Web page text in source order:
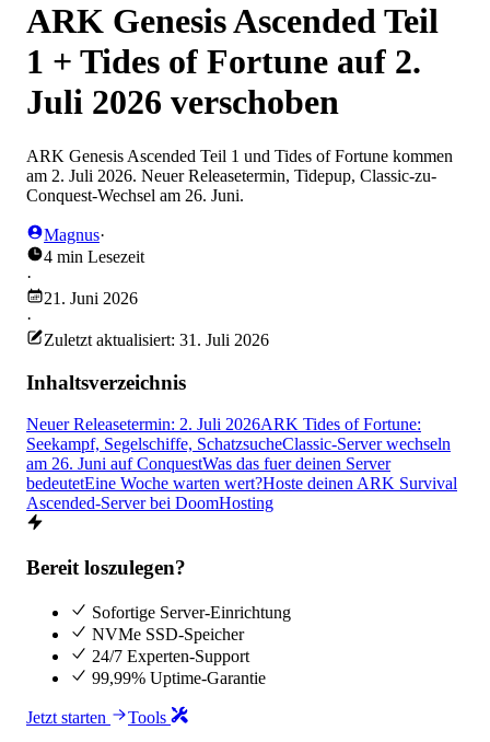
ARK Genesis Ascended Teil
1 + Tides of Fortune auf 2.
Juli 2026 verschoben
ARK Genesis Ascended Teil 1 und Tides of Fortune kommen
am 2. Juli 2026. Neuer Releasetermin, Tidepup, Classic-zu-
Conquest-Wechsel am 26. Juni.
Magnus·
4 min Lesezeit
·
21. Juni 2026
·
Zuletzt aktualisiert: 31. Juli 2026
Inhaltsverzeichnis
Neuer Releasetermin: 2. Juli 2026ARK Tides of Fortune:
Seekampf, Segelschiffe, SchatzsucheClassic-Server wechseln
am 26. Juni auf ConquestWas das fuer deinen Server
bedeutetEine Woche warten wert?Hoste deinen ARK Survival
Ascended-Server bei DoomHosting
Bereit loszulegen?
Sofortige Server-Einrichtung
NVMe SSD-Speicher
24/7 Experten-Support
99,99% Uptime-Garantie
Jetzt starten Tools